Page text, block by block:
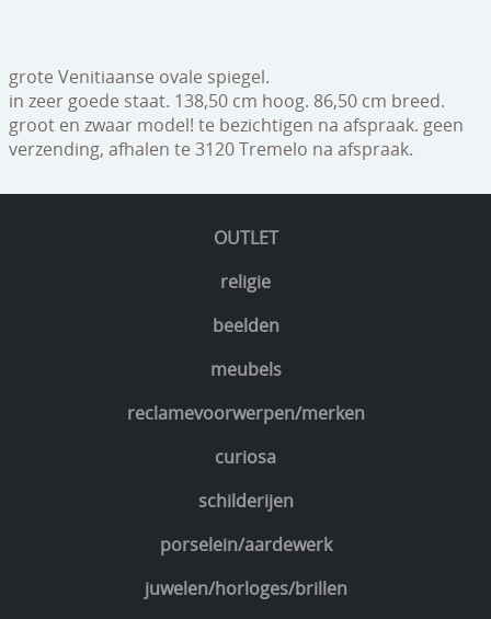
geschenkcheques
OUTLET
religie
beelden
meubels
reclamevoorwerpen/merken
curiosa
schilderijen
porselein/aardewerk
juwelen/horloges/brillen
grote Venitiaanse ovale spiegel.
in zeer goede staat. 138,50 cm hoog. 86,50 cm breed.
groot en zwaar model! te bezichtigen na afspraak. geen
verzending, afhalen te 3120 Tremelo na afspraak.